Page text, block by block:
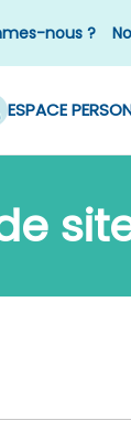
nous ?
ESPACE